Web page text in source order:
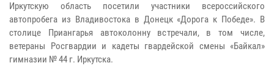
Иркутскую область посетили участники всероссийского
автопробега из Владивостока в Донецк «Дорога к Победе». В
столице Приангарья автоколонну встречали, в том числе,
ветераны Росгвардии и кадеты гвардейской смены «Байкал»
гимназии № 44 г. Иркутска.